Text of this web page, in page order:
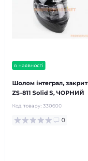
в наявності
Шолом інтеграл,
ZS-811 Solid S, ЧОРНИЙ
Код товару: 330600
0